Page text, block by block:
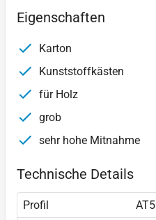
Eigenschaften
Karton
Kunststoffkästen
für Holz
grob
sehr hohe Mitnahme
Technische Details
Profil
AT5